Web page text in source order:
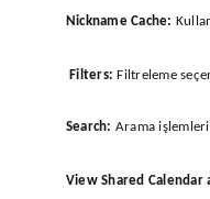
Nickname Cache:
Filters:Filtreleme
Search: Arama
View Shared Calendar